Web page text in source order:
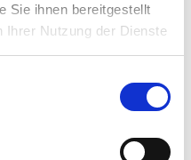
Sie ihnen bereitgestellt
Ihrer Nutzung der Dienste